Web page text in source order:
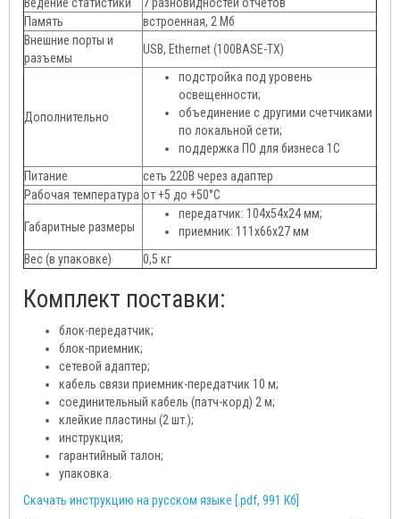
Ведение статистики
7 разновидностей отчетов
Память
встроенная, 2 Мб
Внешние порты и
разъемы
USB, Ethernet (100BASE-TX)
Дополнительно
подстройка под уровень
освещенности;
объединение с другими счетчиками
по локальной сети;
поддержка ПО для бизнеса 1С
Питание
сеть 220В через адаптер
Рабочая температура от +5 до +50°C
Габаритные размеры
передатчик: 104х54х24 мм;
приемник: 111х66х27 мм
Вес (в упаковке)
0,5 кг
Комплект поставки:
блок-передатчик;
блок-приемник;
сетевой адаптер;
кабель связи приемник-передатчик 10 м;
соединительный кабель (патч-корд) 2 м;
клейкие пластины (2 шт.);
инструкция;
гарантийный талон;
упаковка.
Скачать инструкцию на русском языке [.pdf, 991 Кб]